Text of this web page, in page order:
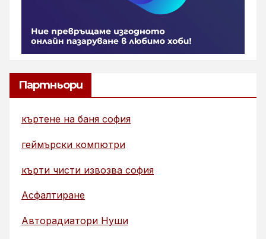
Партньори
къртене на баня софия
геймърски компютри
кърти чисти извозва софия
Асфалтиране
Авторадиатори Нуши